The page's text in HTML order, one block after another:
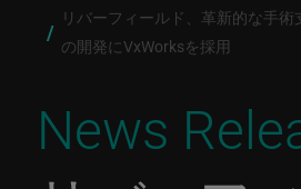
リバーフィールド、革新的な手
の開発にVxWorksを採用
News